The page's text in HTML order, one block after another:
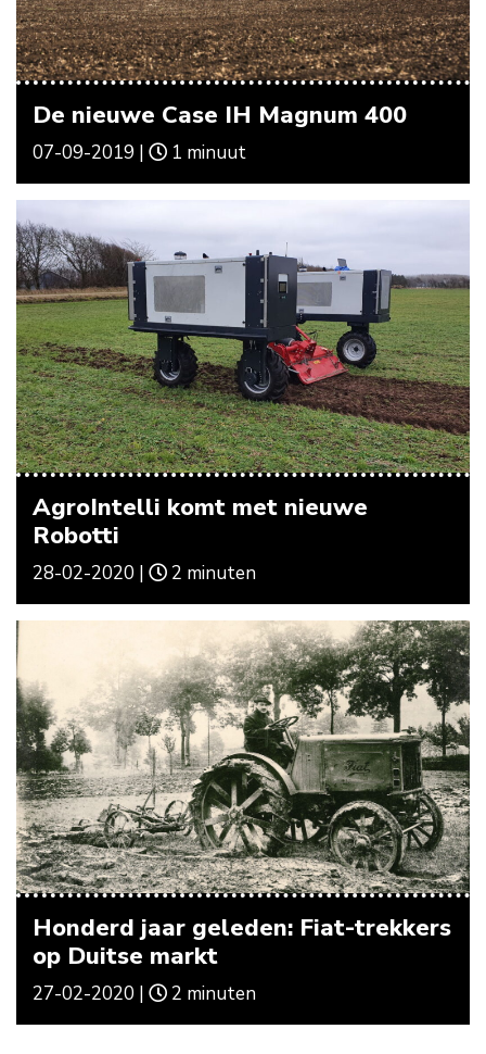
De nieuwe Case IH Magnum 400
07-09-2019 | 1 minuut
AgroIntelli komt met nieuwe
Robotti
28-02-2020 | 2 minuten
Honderd jaar geleden: Fiat-trekkers
op Duitse markt
27-02-2020 | 2 minuten